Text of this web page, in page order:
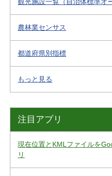
農林業センサス
都道府県別指標
もっと見る
注目アプリ
現在位置とKMLファイルを
リ